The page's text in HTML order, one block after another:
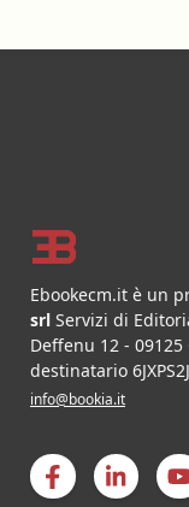
Ebookecm.it è un
srl Servizi di
Deffenu 12 - 09125
destinatario
info@bookia.it